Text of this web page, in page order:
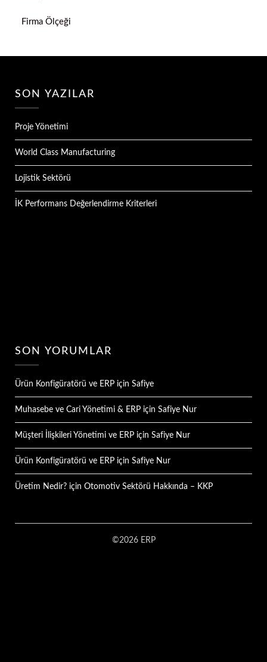
Firma Ölçeği
SON YAZILAR
Proje Yönetimi
World Class Manufacturing
Lojistik Sektörü
İK Performans Değerlendirme Kriterleri
SON YORUMLAR
Ürün Konfigüratörü ve ERP için Safiye
Muhasebe ve Cari Yönetimi & ERP için Safiye Nur
Müşteri İlişkileri Yönetimi ve ERP için Safiye Nur
Ürün Konfigüratörü ve ERP için Safiye Nur
Üretim Nedir? için Otomotiv Sektörü Hakkında – KKP
©2026 ERP